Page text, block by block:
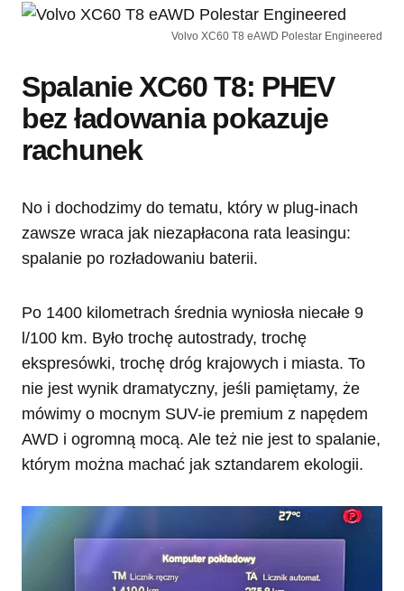
Volvo XC60 T8 eAWD Polestar Engineered
Spalanie XC60 T8: PHEV
bez ładowania pokazuje
rachunek
No i dochodzimy do tematu, który w plug-inach
zawsze wraca jak niezapłacona rata leasingu:
spalanie po rozładowaniu baterii.
Po 1400 kilometrach średnia wyniosła niecałe 9
l/100 km. Było trochę autostrady, trochę
ekspresówki, trochę dróg krajowych i miasta. To
nie jest wynik dramatyczny, jeśli pamiętamy, że
mówimy o mocnym SUV-ie premium z napędem
AWD i ogromną mocą. Ale też nie jest to spalanie,
którym można machać jak sztandarem ekologii.